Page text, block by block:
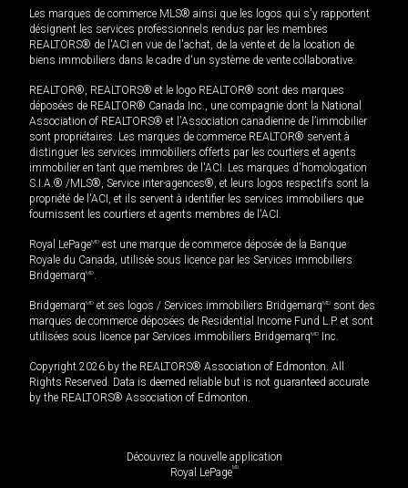
Les marques de commerce MLS® ainsi que les logos qui s'y rapportent
désignent les services professionnels rendus par les membres
REALTORS® de l'ACI en vue de l'achat, de la vente et de la location de
biens immobiliers dans le cadre d'un système de vente collaborative.
REALTOR®, REALTORS® et le logo REALTOR® sont des marques
déposées de REALTOR® Canada Inc., une compagnie dont la National
Association of REALTORS® et l'Association canadienne de l’immobilier
sont propriétaires. Les marques de commerce REALTOR® servent à
distinguer les services immobiliers offerts par les courtiers et agents
immobilier en tant que membres de l'ACI. Les marques d'homologation
S.I.A.® /MLS®, Service inter-agences®, et leurs logos respectifs sont la
propriété de l'ACI, et ils servent à identifier les services immobiliers que
fournissent les courtiers et agents membres de l'ACI.
Royal LePageMD est une marque de commerce déposée de la Banque
Royale du Canada, utilisée sous licence par les Services immobiliers
BridgemarqMD.
BridgemarqMD et ses logos / Services immobiliers BridgemarqMD sont des
marques de commerce déposées de Residential Income Fund L.P. et sont
utilisées sous licence par Services immobiliers BridgemarqMD Inc.
Copyright 2026 by the REALTORS® Association of Edmonton. All
Rights Reserved. Data is deemed reliable but is not guaranteed accurate
by the REALTORS® Association of Edmonton.
Découvrez la nouvelle application
Royal LePageMD